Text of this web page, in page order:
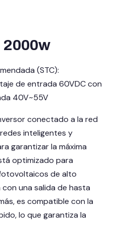
2000w
(STC):
de entrada 60VDC con
40V~55V
conectado a la red
inteligentes y
garantizar la máxima
optimizado para
de alto
una salida de hasta
es compatible con la
lo que garantiza la